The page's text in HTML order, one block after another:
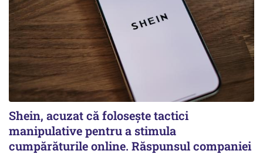
Shein, acuzat că folosește tactici
manipulative pentru a stimula
cumpărăturile online. Răspunsul companiei